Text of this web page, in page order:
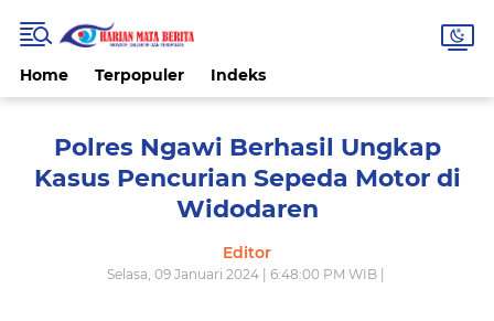
Home Terpopuler Indeks
Polres Ngawi Berhasil Ungkap
Kasus Pencurian Sepeda Motor di
Widodaren
Editor
Selasa, 09 Januari 2024 | 6:48:00 PM WIB |